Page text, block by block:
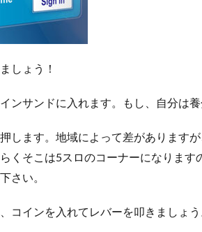
しょう！
ンサンドに入れます。もし、自分は
します。地域によって差があります
くそこは5スロのコーナーになりま
さい。
コインを入れてレバーを叩きましょ